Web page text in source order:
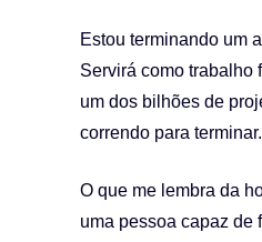
Estou terminando um
Servirá como trabalho
um dos bilhões de
correndo para terminar.
O que me lembra da
uma pessoa capaz de